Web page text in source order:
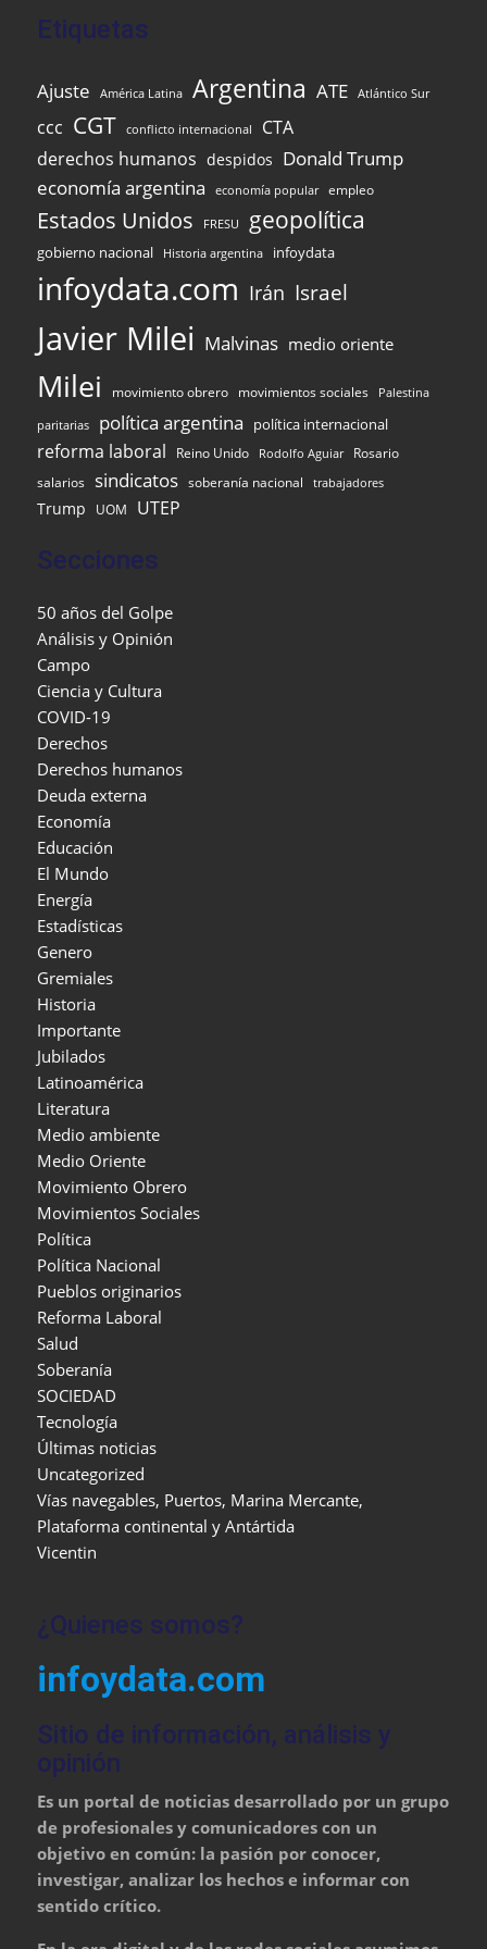
Etiquetas
Ajuste América Latina Argentina ATE Atlántico Sur
ccc CGT conflicto internacional
CTA
derechos humanos despidos Donald Trump
economía argentina
economía popular empleo
Estados Unidos FRESU geopolítica
gobierno nacional Historia argentina infoydata
infoydata.com Irán Israel
Javier Milei Malvinas medio oriente
Milei movimiento obrero movimientos sociales Palestina
paritarias política argentina política internacional
reforma laboral Reino Unido Rodolfo Aguiar Rosario
salarios sindicatos soberanía nacional trabajadores
Trump UOM UTEP
Secciones
50 años del Golpe
Análisis y Opinión
Campo
Ciencia y Cultura
COVID-19
Derechos
Derechos humanos
Deuda externa
Economía
Educación
El Mundo
Energía
Estadísticas
Genero
Gremiales
Historia
Importante
Jubilados
Latinoamérica
Literatura
Medio ambiente
Medio Oriente
Movimiento Obrero
Movimientos Sociales
Política
Política Nacional
Pueblos originarios
Reforma Laboral
Salud
Soberanía
SOCIEDAD
Tecnología
Últimas noticias
Uncategorized
Vías navegables, Puertos, Marina Mercante,
Plataforma continental y Antártida
Vicentin
¿Quienes somos?
infoydata.com
Sitio de información, análisis y
opinión
Es un portal de noticias desarrollado por un grupo
de profesionales y comunicadores con un
objetivo en común: la pasión por conocer,
investigar, analizar los hechos e informar con
sentido crítico.